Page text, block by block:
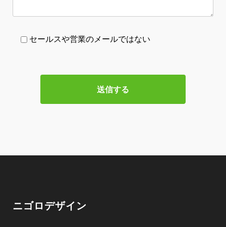
セールスや営業のメールではない
ニゴロデザイン